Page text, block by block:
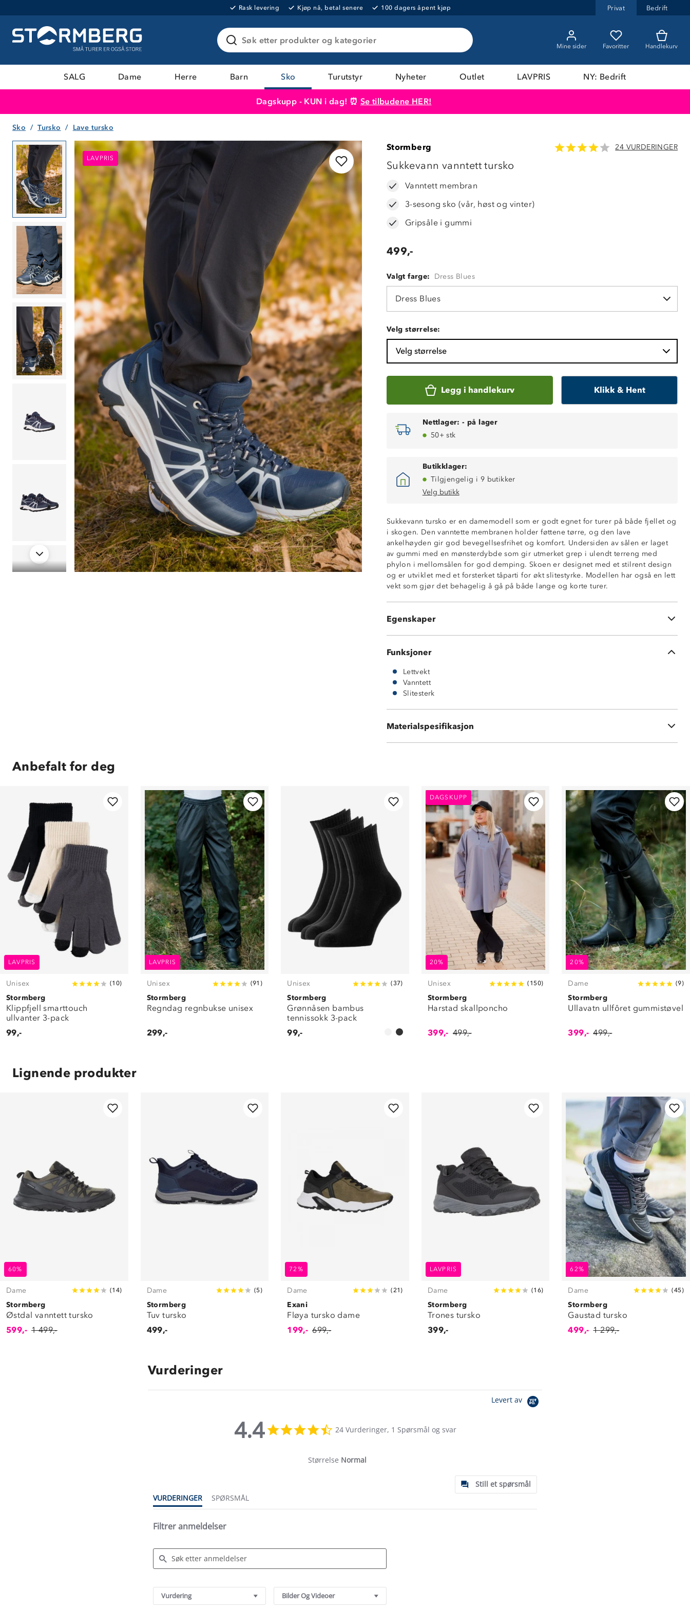
Rask levering Kjøp nå, betal senere 100 dagers åpent kjøp Privat Bedrift
Søk etter produkter og kategorier
Mine sider Favoritter Handlekurv
SALG Dame Herre Barn Sko Turutstyr Nyheter Outlet LAVPRIS NY: Bedrift
Dagskupp - KUN i dag! ⏰ Se tilbudene HER!
Sko Tursko Lave tursko
LAVPRIS
LAVPRIS
Stormberg 24 VURDERINGER
Sukkevann vanntett tursko
Vanntett membran
3-sesong sko (vår, høst og vinter)
Gripsåle i gummi
499,-
Valgt farge: Dress Blues
Dress Blues
Velg størrelse:
Velg størrelse
Legg i handlekurv Klikk & Hent
Nettlager: - på lager
50+ stk
Butikklager:
Tilgjengelig i 9 butikker
Velg butikk
Sukkevann tursko er en damemodell som er godt egnet for turer på både fjellet og
i skogen. Den vanntette membranen holder føttene tørre, og den lave
ankelhøyden gir god bevegellsesfrihet og komfort. Undersiden av sålen er laget
av gummi med en mønsterdybde som gir utmerket grep i ulendt terreng med
phylon i mellomsålen for god demping. Skoen er designet med et stilrent design
og er utviklet med et forsterket tåparti for økt slitestyrke. Modellen har også en lett
vekt som gjør det behagelig å gå på både lange og korte turer.
Egenskaper
Vanntett membran
3-sesong sko (vår, høst og vinter)
Gripsåle i gummi
Forsterket tå- og hælparti
Funksjoner
Lettvekt
Vanntett
Slitesterk
Materialspesifikasjon
Vedlikehold: bør rengjøres og impregneres jevnlig
Anbefalt for deg
LAVPRIS
Unisex (10)
Stormberg
Klippfjell smarttouch
ullvanter 3-pack
99,-
LAVPRIS
Unisex (91 )
Stormberg
Regndag regnbukse unisex
299,-
Unisex (37)
Stormberg
Grønnåsen bambus
tennissokk 3-pack
99,-
DAGSKUPP
20%
Unisex ( 150)
Stormberg
Harstad skallponcho
399,- 499,-
20%
Dame (9)
Stormberg
Ullavatn ullfôret gummistøvel
399,- 499,-
Lignende produkter
60%
Dame (14)
Stormberg
Østdal vanntett tursko
599,- 1 499,-
Dame (5)
Stormberg
Tuv tursko
499,-
72%
Dame ( 21 )
Exani
Fløya tursko dame
199,- 699,-
LAVPRIS
Dame (16)
Stormberg
Trones tursko
399,-
62%
Dame (45)
Stormberg
Gaustad tursko
499,- 1 299,-
Vurderinger
Levert av
4.4
star
24 Vurderinger, 1 Spørsmål og svar
Størrelse Normal
Still et spørsmål
VURDERINGER
SPØRSMÅL
Filtrer anmeldelser
Reviews
Vurdering Bilder Og Videoer